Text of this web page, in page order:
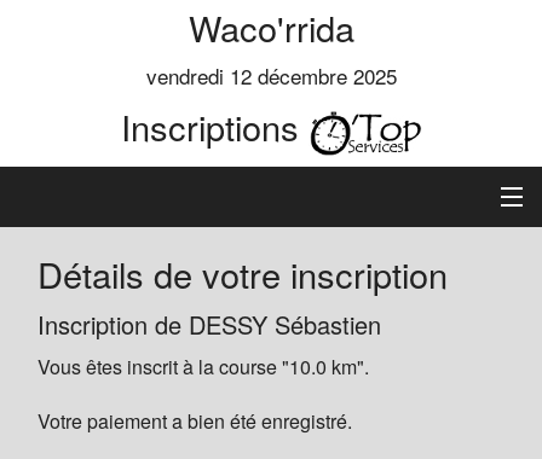
Waco'rrida
vendredi 12 décembre 2025
Inscriptions
Accueil
Informations
Règlement
Inscription
Détails de votre inscription
Inscription de DESSY Sébastien
Vous êtes inscrit à la course "10.0 km".
Votre paiement a bien été enregistré.